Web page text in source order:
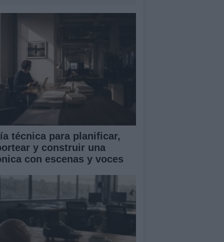
técnica para planificar,
y construir una
con escenas y voces